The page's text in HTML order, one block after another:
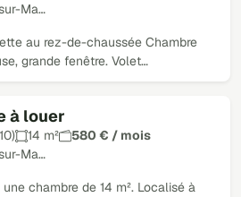
Ma…
au rez-de-chaussée Chambre
grande fenêtre. Volet…
à louer
14 m²
580 € / mois
Ma…
chambre de 14 m². Localisé à